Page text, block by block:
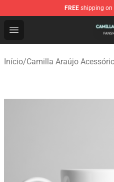
FREE shipping on
Open menu
Camilla Araújo Shop -
Início/Camilla Araújo